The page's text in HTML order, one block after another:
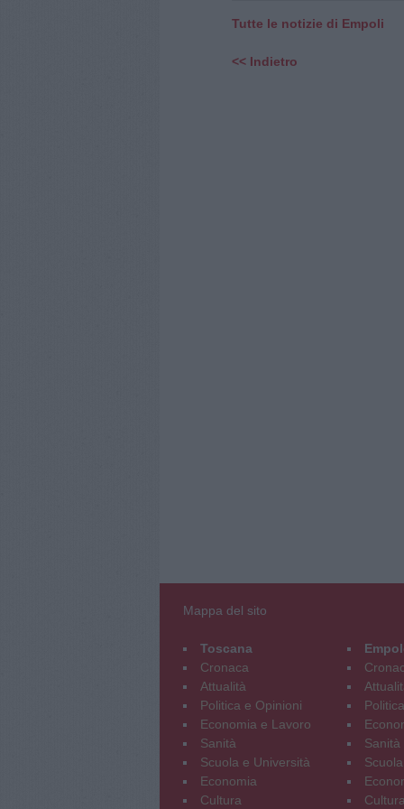
Tutte le notizie di Empoli
<< Indietro
Mappa del sito
Toscana
Cronaca
Attualità
Politica e Opinioni
Economia e Lavoro
Sanità
Scuola e Università
Economia
Cultura
Sanità